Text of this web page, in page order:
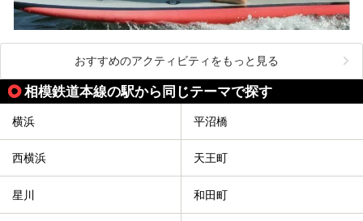
おすすめのアクティビティをもっと見る
相模鉄道本線の駅から同じテーマで探す
横浜 平沼橋
西横浜 天王町
星川 和田町